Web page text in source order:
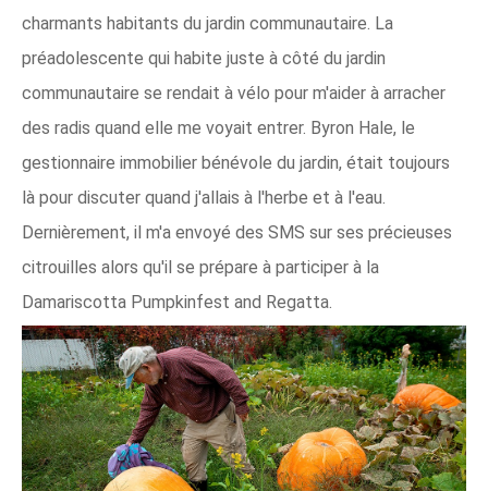
charmants habitants du jardin communautaire. La
préadolescente qui habite juste à côté du jardin
communautaire se rendait à vélo pour m'aider à arracher
des radis quand elle me voyait entrer. Byron Hale, le
gestionnaire immobilier bénévole du jardin, était toujours
là pour discuter quand j'allais à l'herbe et à l'eau.
Dernièrement, il m'a envoyé des SMS sur ses précieuses
citrouilles alors qu'il se prépare à participer à la
Damariscotta Pumpkinfest and Regatta.